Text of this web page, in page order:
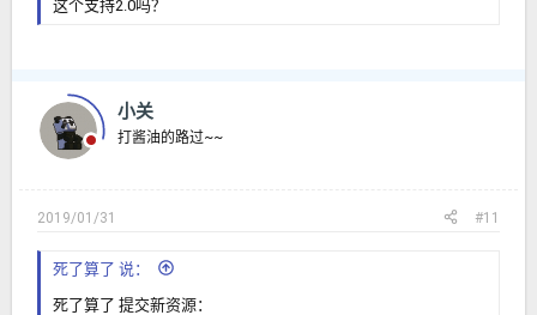
这个支持2.0吗？
小关
打酱油的路过~~
2019/01/31 #11
死了算了 说：
死了算了 提交新资源：